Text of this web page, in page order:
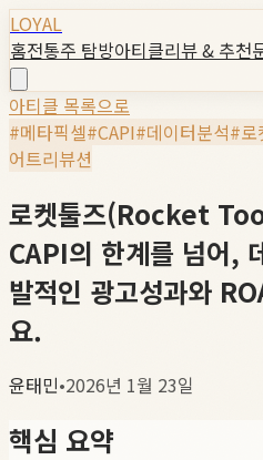
LOYAL
홈전통주 탐방아티클리뷰 & 추천
아티클 목록으로
#메타픽셀#CAPI#데이터분석#로
어트리뷰션
로켓툴즈(Rocket
CAPI의 한계를 넘어,
발적인 광고성과와
요.
윤태민•2026년 1월 23일
핵심 요약